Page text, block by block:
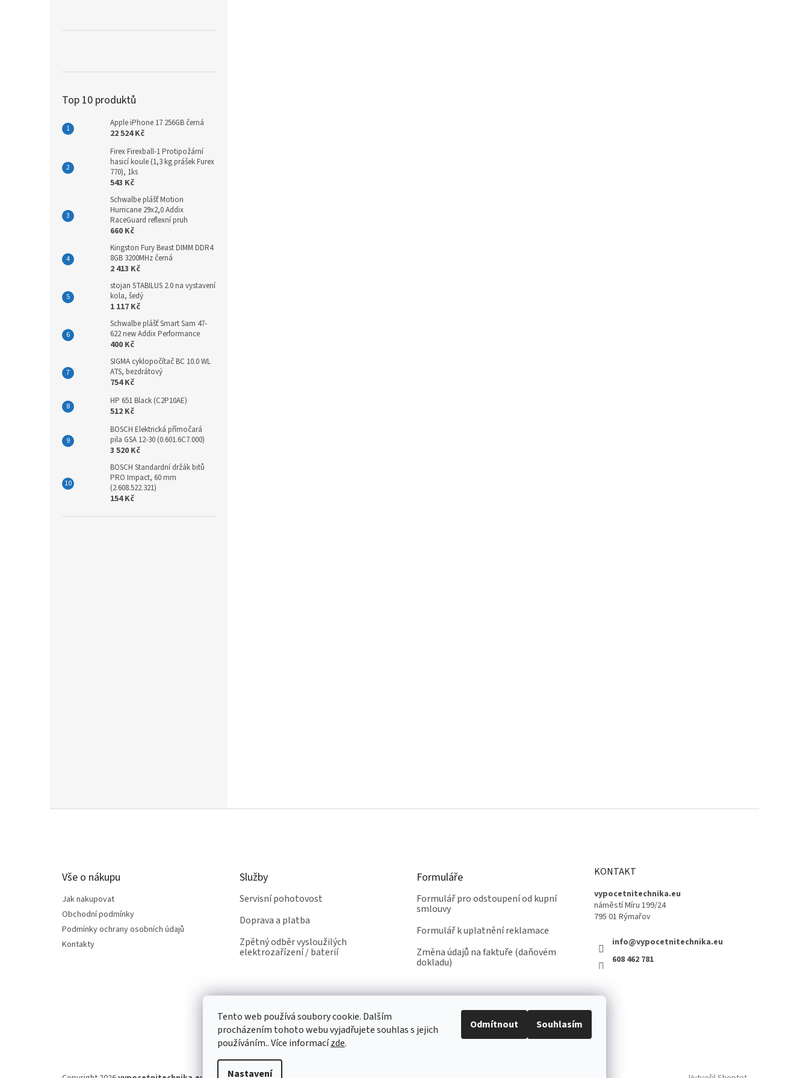
Tento web používá soubory cookie. Dalším
procházením tohoto webu vyjadřujete souhlas s jejich
používáním.. Více informacízde.
Nastavení
Odmítnout Souhlasím
Top 10 produktů
Apple iPhone 17 256GB černá
22 524 Kč
Firex Firexball-1 Protipožární
hasicí koule (1,3 kg prášek Furex
770), 1ks
543 Kč
Schwalbe plášť Motion
Hurricane 29x2,0 Addix
RaceGuard reflexní pruh
660 Kč
Kingston Fury Beast DIMM DDR4
8GB 3200MHz černá
2 413 Kč
stojan STABILUS 2.0 na vystavení
kola, šedý
1 117 Kč
Schwalbe plášť Smart Sam 47-
622 new Addix Performance
400 Kč
SIGMA cyklopočítač BC 10.0 WL
ATS, bezdrátový
754 Kč
HP 651 Black (C2P10AE)
512 Kč
BOSCH Elektrická přímočará
pila GSA 12-30 (0.601.6C7.000)
3 520 Kč
BOSCH Standardní držák bitů
PRO Impact, 60 mm
(2.608.522.321)
154 Kč
Vše o nákupu
Jak nakupovat
Obchodní podmínky
Podmínky ochrany osobních údajů
Kontakty
Služby
Servisní pohotovost
Doprava a platba
Zpětný odběr vysloužilých
elektrozařízení / baterií
Formuláře
Formulář pro odstoupení od kupní
smlouvy
Formulář k uplatnění reklamace
Změna údajů na faktuře (daňovém
dokladu)
KONTAKT
vypocetnitechnika.eu
náměstí Míru 199/24
795 01 Rýmařov
info@vypocetnitechnika.eu
608 462 781